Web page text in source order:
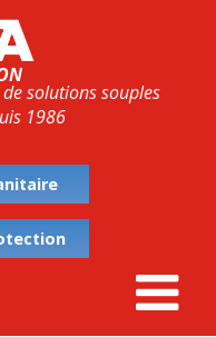
solutions souples
1986